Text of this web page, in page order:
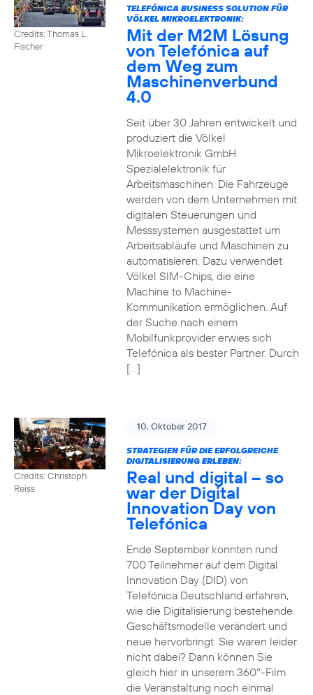
Credits: Thomas L.
Fischer
TELEFÓNICA BUSINESS SOLUTION FÜR
VÖLKEL MIKROELEKTRONIK:
Mit der M2M Lösung
von Telefónica auf
dem Weg zum
Maschinenverbund
4.0
Seit über 30 Jahren entwickelt und
produziert die Völkel
Mikroelektronik GmbH
Spezialelektronik für
Arbeitsmaschinen. Die Fahrzeuge
werden von dem Unternehmen mit
digitalen Steuerungen und
Messsystemen ausgestattet um
Arbeitsabläufe und Maschinen zu
automatisieren. Dazu verwendet
Völkel SIM-Chips, die eine
Machine to Machine-
Kommunikation ermöglichen. Auf
der Suche nach einem
Mobilfunkprovider erwies sich
Telefónica als bester Partner. Durch
[…]
Credits: Christoph
Reiss
10. Oktober 2017
STRATEGIEN FÜR DIE ERFOLGREICHE
DIGITALISIERUNG ERLEBEN:
Real und digital – so
war der Digital
Innovation Day von
Telefónica
Ende September konnten rund
700 Teilnehmer auf dem Digital
Innovation Day (DID) von
Telefónica Deutschland erfahren,
wie die Digitalisierung bestehende
Geschäftsmodelle verändert und
neue hervorbringt. Sie waren leider
nicht dabei? Dann können Sie
gleich hier in unserem 360°-Film
die Veranstaltung noch einmal